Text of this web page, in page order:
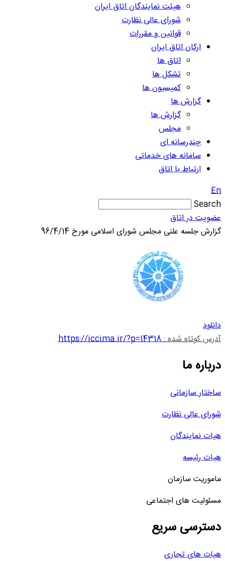
هیئت نمایندگان اتاق ایران
شورای عالی نظارت
قوانین و مقررات
ارکان اتاق ایران
اتاق ها
تشکل ها
کمیسیون ها
گزارش ها
گزارش ها
مجلس
چندرسانه ای
سامانه های خدماتی
ارتباط با اتاق
En
Search
عضویت در اتاق
گزارش جلسه علنی مجلس شورای اسلامی مورخ 96/4/14
دانلود
آدرس کوتاه شده :https://iccima.ir/?p=14318
درباره ما
ساختار سازمانی
شورای عالی نظارت
هیات نمایندگان
هیات رئیسه
ماموریت سازمان
مسئولیت های اجتماعی
دسترسی سریع
هیات های تجاری